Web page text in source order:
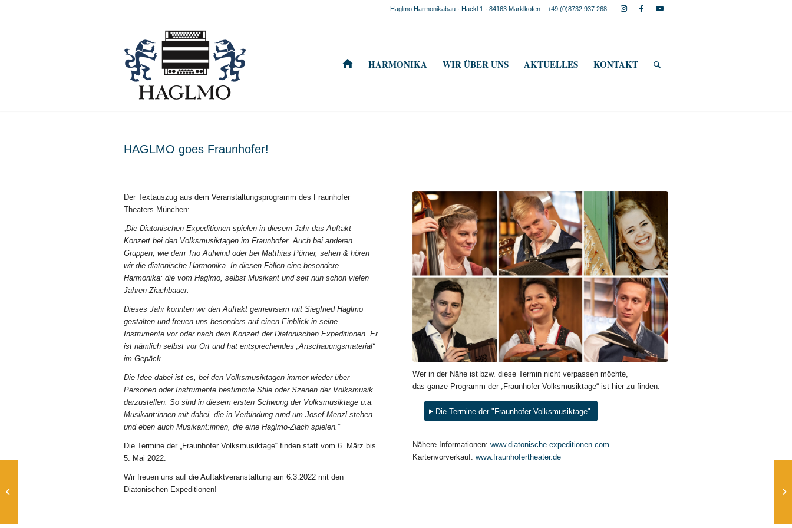
Haglmo Harmonikabau · Hackl 1 · 84163 Marklkofen +49 (0)8732 937 268
HARMONIKA WIR ÜBER UNS AKTUELLES KONTAKT
HAGLMO goes Fraunhofer!
Der Textauszug aus dem Veranstaltungsprogramm des Fraunhofer
Theaters München:
„Die Diatonischen Expeditionen spielen in diesem Jahr das Auftakt
Konzert bei den Volksmusiktagen im Fraunhofer. Auch bei anderen
Gruppen, wie dem Trio Aufwind oder bei Matthias Pürner, sehen & hören
wir die diatonische Harmonika. In diesen Fällen eine besondere
Harmonika: die vom Haglmo, selbst Musikant und seit nun schon vielen
Jahren Ziachbauer.
Dieses Jahr konnten wir den Auftakt gemeinsam mit Siegfried Haglmo
gestalten und freuen uns besonders auf einen Einblick in seine
Instrumente vor oder nach dem Konzert der Diatonischen Expeditionen. Er
ist nämlich selbst vor Ort und hat entsprechendes „Anschauungsmaterial“
im Gepäck.
Die Idee dabei ist es, bei den Volksmusiktagen immer wieder über
Personen oder Instrumente bestimmte Stile oder Szenen der Volksmusik
darzustellen. So sind in diesem ersten Schwung der Volksmusiktage u.a.
Musikant:innen mit dabei, die in Verbindung rund um Josef Menzl stehen
und eben auch Musikant:innen, die eine Haglmo-Ziach spielen.“
Die Termine der „Fraunhofer Volksmusiktage“ finden statt vom 6. März bis
5. Mai 2022.
Wir freuen uns auf die Auftaktveranstaltung am 6.3.2022 mit den
Diatonischen Expeditionen!
Wer in der Nähe ist bzw. diese Termin nicht verpassen möchte,
das ganze Programm der „Fraunhofer Volksmusiktage“ ist hier zu finden:
Die Termine der "Fraunhofer Volksmusiktage"
Nähere Informationen: www.diatonische-expeditionen.com
Kartenvorverkauf: www.fraunhofertheater.de